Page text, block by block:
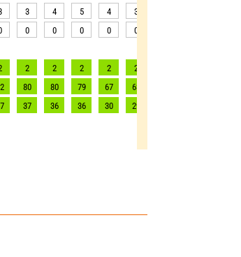
3 4 5 4 3
0 0 0 0 0
2 2 2 2 2
80 80 79 67 63
37 36 36 30 29